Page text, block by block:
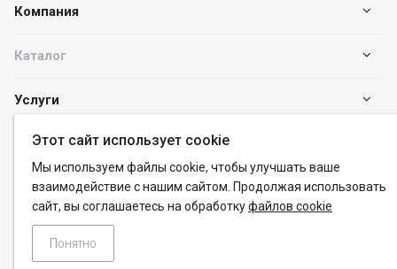
Компания
Каталог
Услуги
+7 (383) 288-40-80
info@pk-promet.ru
Пн. – Пт.: с 8:00 до 20:00
Новосибирск, ул. Часовая, 6, корпус 43
Этот сайт использует cookie
Мы используем файлы cookie, чтобы улучшать ваше
взаимодействие с нашим сайтом. Продолжая использовать
сайт, вы соглашаетесь на обработкуфайлов cookie
Понятно